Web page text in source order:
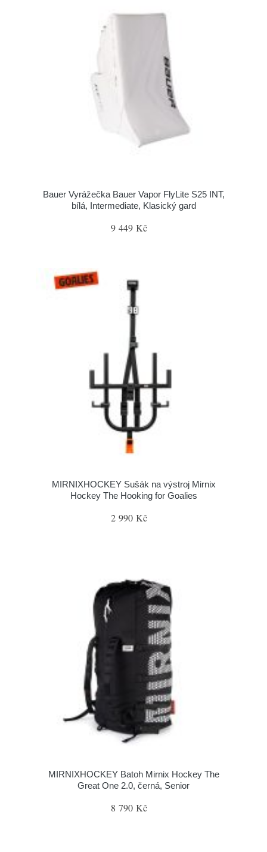
Bauer Vyrážečka Bauer Vapor FlyLite S25 INT,
bílá, Intermediate, Klasický gard
9 449 Kč
MIRNIXHOCKEY Sušák na výstroj Mirnix
Hockey The Hooking for Goalies
2 990 Kč
MIRNIXHOCKEY Batoh Mirnix Hockey The
Great One 2.0, černá, Senior
8 790 Kč